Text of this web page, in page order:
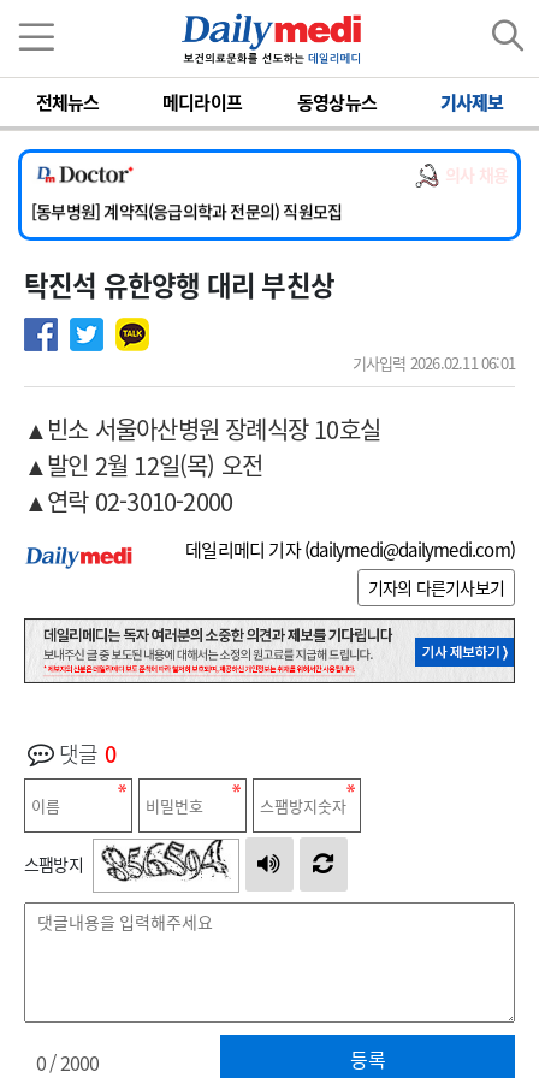
전체뉴스 메디라이프 동영상뉴스 기사제보
의사 채용
[서울아산병원] 2026년 하반기 인턴 모집
[영남대학교의료원] 마취통증의학과 임기제 임상의사 채용
[충남대학교병원] 소아청소년과(소아응급전담) 계약직 의사 공개채용
[동부병원] 계약직(응급의학과 전문의) 직원모집
[이대목동병원] 하반기 전공의(레지던트1년차) 모집
[서울아산병원] 2026년 하반기 인턴 모집
[영남대학교의료원] 마취통증의학과 임기제 임상의사 채용
탁진석 유한양행 대리 부친상
기사입력 2026.02.11 06:01
▲빈소 서울아산병원 장례식장 10호실
▲발인 2월 12일(목) 오전
▲연락 02-3010-2000
데일리메디 기자 (dailymedi@dailymedi.com)
기자의 다른기사보기
댓글 0
스팸방지
등록
0/ 2000